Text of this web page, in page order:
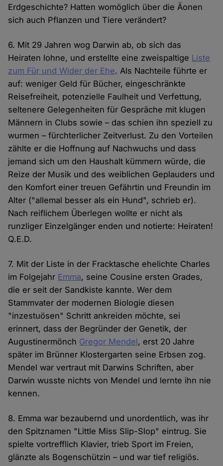
Erdgeschichte? Hatten womöglich über die Äonen
sich auch Pflanzen und Tiere verändert?
6. Mit 29 Jahren wog Darwin ab, ob sich das
Heiraten lohne, und erstellte eine zweispaltige Liste
zum Für und Wider der Ehe. Als Nachteile führte er
auf: weniger Geld für Bücher, eingeschränkte
Reisefreiheit, potenzielle Faulheit und Verfettung,
seltenere Gelegenheiten für Gespräche mit klugen
Männern in Clubs sowie – das schien ihn speziell zu
wurmen – fürchterlicher Zeitverlust. Zu den Vorteilen
zählte er die Hoffnung auf Nachwuchs und dass
jemand sich um den Haushalt kümmern würde, die
Reize der Musik und des weiblichen Geplauders und
den Komfort einer treuen Gefährtin und Freundin im
Alter ("allemal besser als ein Hund", schrieb er).
Nach reiflichem Überlegen wollte er nicht als
runzliger Einzelgänger enden und notierte: Heiraten!
Q.E.D.
7. Mit der Liste in der Fracktasche ehelichte Charles
im Folgejahr Emma, seine Cousine ersten Grades,
die er seit der Sandkiste kannte. Wer dem
Stammvater der modernen Biologie diesen
"inzestuösen" Schritt ankreiden möchte, sei
erinnert, dass der Begründer der Genetik, der
Augustinermönch Gregor Mendel, erst 20 Jahre
später im Brünner Klostergarten seine Erbsen zog.
Mendel war vertraut mit Darwins Schriften, aber
Darwin wusste nichts von Mendel und lernte ihn nie
kennen.
8. Emma war bezaubernd und unordentlich, was ihr
den Spitznamen "Little Miss Slip-Slop" eintrug. Sie
spielte vortrefflich Klavier, trieb Sport im Freien,
glänzte als Bogenschützin – und war tief religiös.